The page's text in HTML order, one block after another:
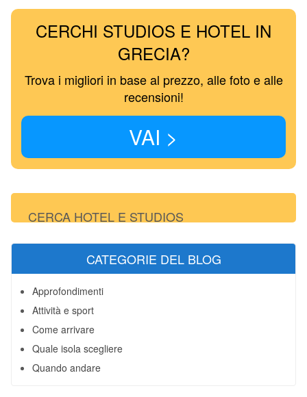
CERCHI STUDIOS E HOTEL IN
GRECIA?
Trova i migliori in base al prezzo, alle foto e alle
recensioni!
VAI >
CERCA HOTEL E STUDIOS
CATEGORIE DEL BLOG
Approfondimenti
Attività e sport
Come arrivare
Quale isola scegliere
Quando andare